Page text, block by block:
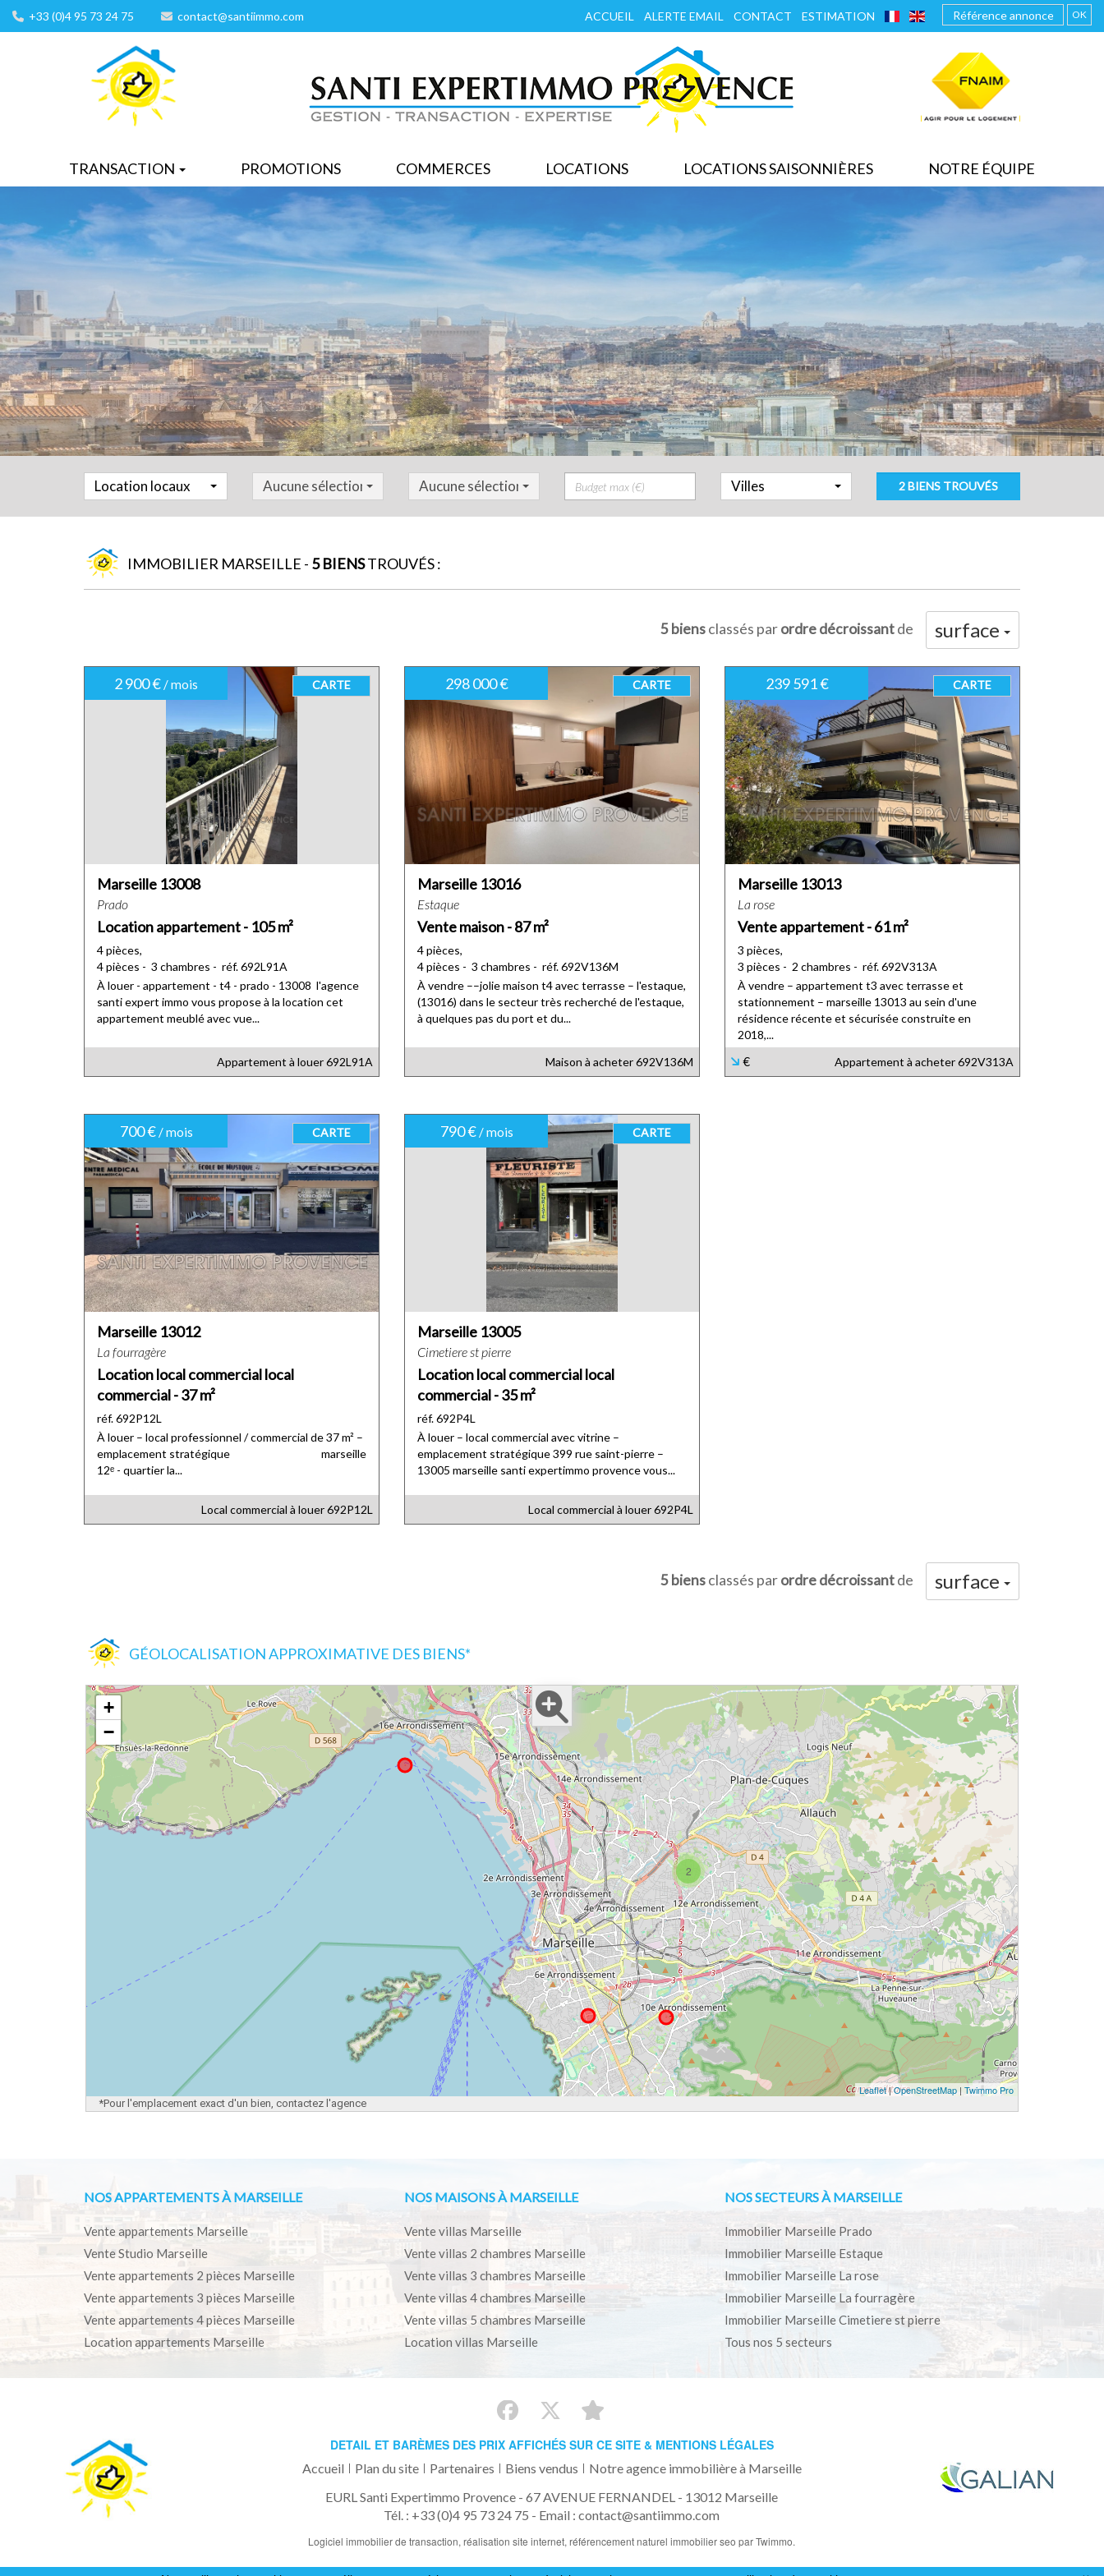
+33 (0)4 95 73 24 75 contact@santiimmo.com FRANÇAISENGLISH
ACCUEIL ALERTE EMAIL CONTACT ESTIMATION OK
TRANSACTION PROMOTIONS COMMERCES LOCATIONS LOCATIONS SAISONNIÈRES NOTRE ÉQUIPE
Location locaux Aucune sélection Aucune sélection Prix Villes 2 BIENS TROUVÉS
IMMOBILIER MARSEILLE - 5 BIENSTROUVÉS :
5 biensclassés parordre décroissantde surface
2 900 € / mois
Marseille 13008
Prado
Location appartement - 105 m²
4 pièces,
4 pièces - 3 chambres - réf. 692L91A
À louer - appartement - t4 - prado - 13008 l'agence
santi expert immo vous propose à la location cet
appartement meublé avec vue...
Appartement à louer692L91A
CARTE 298 000 €
Marseille 13016
Estaque
Vente maison - 87 m²
4 pièces,
4 pièces - 3 chambres - réf. 692V136M
À vendre ––jolie maison t4 avec terrasse – l'estaque,
(13016) dans le secteur très recherché de l'estaque,
à quelques pas du port et du...
Maison à acheter692V136M
CARTE 239 591 €
Marseille 13013
La rose
Vente appartement - 61 m²
3 pièces,
3 pièces - 2 chambres - réf. 692V313A
À vendre – appartement t3 avec terrasse et
stationnement – marseille 13013 au sein d'une
résidence récente et sécurisée construite en
2018,...
€ Appartement à acheter692V313A
CARTE
700 € / mois
Marseille 13012
La fourragère
Location local commercial local
commercial - 37 m²
réf. 692P12L
À louer – local professionnel / commercial de 37 m² –
emplacement stratégique marseille
12ᵉ - quartier la...
Local commercial à louer692P12L
CARTE 790 € / mois
Marseille 13005
Cimetiere st pierre
Location local commercial local
commercial - 35 m²
réf. 692P4L
À louer – local commercial avec vitrine –
emplacement stratégique 399 rue saint-pierre –
13005 marseille santi expertimmo provence vous...
Local commercial à louer692P4L
CARTE
5 biensclassés parordre décroissantde surface
GÉOLOCALISATION APPROXIMATIVE DES BIENS*
2
+
−
Leaflet|OpenStreetMap | Twimmo Pro
*Pour l'emplacement exact d'un bien, contactez l'agence
NOS APPARTEMENTS À MARSEILLE
Vente appartements Marseille
Vente Studio Marseille
Vente appartements 2 pièces Marseille
Vente appartements 3 pièces Marseille
Vente appartements 4 pièces Marseille
Location appartements Marseille
NOS MAISONS À MARSEILLE
Vente villas Marseille
Vente villas 2 chambres Marseille
Vente villas 3 chambres Marseille
Vente villas 4 chambres Marseille
Vente villas 5 chambres Marseille
Location villas Marseille
NOS SECTEURS À MARSEILLE
Immobilier Marseille Prado
Immobilier Marseille Estaque
Immobilier Marseille La rose
Immobilier Marseille La fourragère
Immobilier Marseille Cimetiere st pierre
Tous nos 5 secteurs
DETAIL ET BARÈMES DES PRIX AFFICHÉS SUR CE SITE & MENTIONS LÉGALES
Accueil Plan du site Partenaires Biens vendus
Notre agence immobilière à Marseille
EURL Santi Expertimmo Provence - 67 AVENUE FERNANDEL - 13012 Marseille
Tél. : +33 (0)4 95 73 24 75 - Email : contact@santiimmo.com
Logiciel immobilier de transaction,réalisation site internet,référencement naturel immobilier seopar Twimmo.